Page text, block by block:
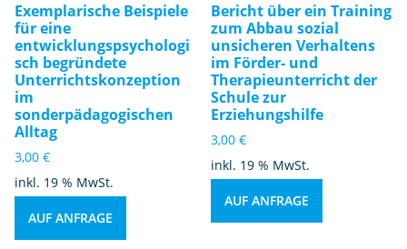
Exemplarische Beispiele
für eine
entwicklungspsychologi
sch begründete
Unterrichtskonzeption
im
sonderpädagogischen
Alltag
3,00 €
inkl. 19 % MwSt.
AUF ANFRAGE
Bericht über ein Training
zum Abbau sozial
unsicheren Verhaltens
im Förder- und
Therapieunterricht der
Schule zur
Erziehungshilfe
3,00€
inkl. 19 % MwSt.
AUF ANFRAGE